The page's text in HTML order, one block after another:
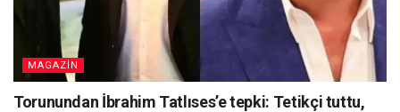
MAGAZİN
Torunundan İbrahim Tatlıses’e tepki: Tetikçi tuttu,